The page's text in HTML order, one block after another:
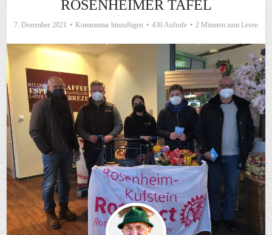
ROSENHEIMER TAFEL
7. Dezember 2021 Kommentar hinzufügen 436 Aufrufe 2 Minuten zum Lesen